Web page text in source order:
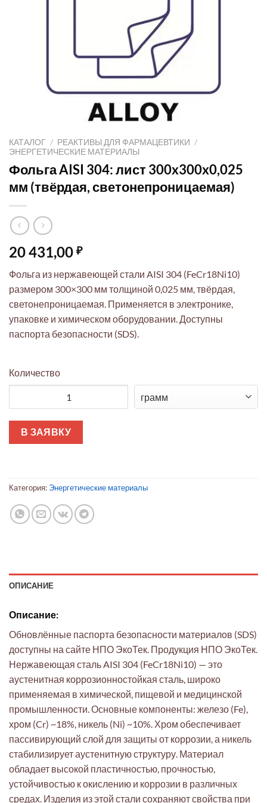
КАТАЛОГ / РЕАКТИВЫ ДЛЯ ФАРМАЦЕВТИКИ /
ЭНЕРГЕТИЧЕСКИЕ МАТЕРИАЛЫ
Фольга AISI 304: лист 300x300x0,025
мм (твёрдая, светонепроницаемая)
20 431,00 ₽
Фольга из нержавеющей стали AISI 304 (FeCr18Ni10)
размером 300×300 мм толщиной 0,025 мм, твёрдая,
светонепроницаемая. Применяется в электронике,
упаковке и химическом оборудовании. Доступны
паспорта безопасности (SDS).
Количество
В ЗАЯВКУ
Категория: Энергетические материалы
ОПИСАНИЕ
Описание:
Обновлённые паспорта безопасности материалов (SDS)
доступны на сайте НПО ЭкоТек. Продукция НПО ЭкоТек.
Нержавеющая сталь AISI 304 (FeCr18Ni10) — это
аустенитная коррозионностойкая сталь, широко
применяемая в химической, пищевой и медицинской
промышленности. Основные компоненты: железо (Fe),
хром (Cr) ~18%, никель (Ni) ~10%. Хром обеспечивает
пассивирующий слой для защиты от коррозии, а никель
стабилизирует аустенитную структуру. Материал
обладает высокой пластичностью, прочностью,
устойчивостью к окислению и коррозии в различных
средах. Изделия из этой стали сохраняют свойства при